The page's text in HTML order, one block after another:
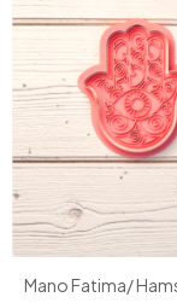
Mano Fatima/